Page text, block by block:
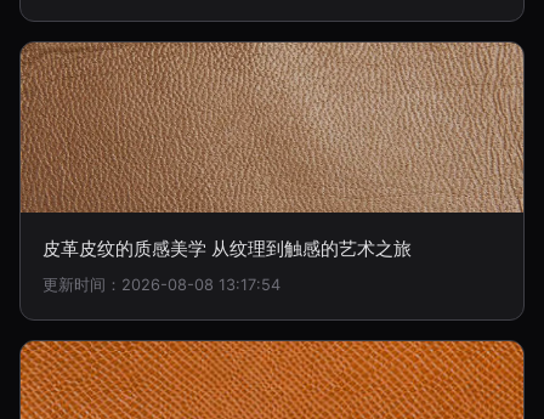
皮革皮纹的质感美学 从纹理到触感的艺术之旅
更新时间：2026-08-08 13:17:54